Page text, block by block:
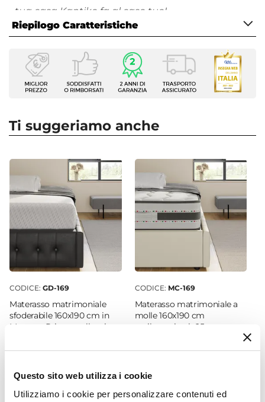
Questo sito web utilizza i cookie
Utilizziamo i cookie per personalizzare contenuti ed
tua casa Kantiko fa al caso tuo!
Scopri la collezione di complementi d’arredo con
cui completare il tuo soggiorno sul nostro
vasto
catalogo online
: troverai proposte per tutte le
necessità, stili di arredamento e prezzo!
Riepilogo Caratteristiche
Caratteristiche
Tipologia
Comodino
Caratteristiche
Larghezza
30 cm
Profondità
30 cm
Altezza
55 cm
Numero Ante
Antracite |Rovere
Ti suggeriamo anche
CODICE: GD-169
Materasso matrimoniale
sfoderabile 160x190 cm in
Memory Prime anallergico
CODICE: MC-169
Materasso matrimoniale a
molle 160x190 cm
antibatterico h 25 cm -